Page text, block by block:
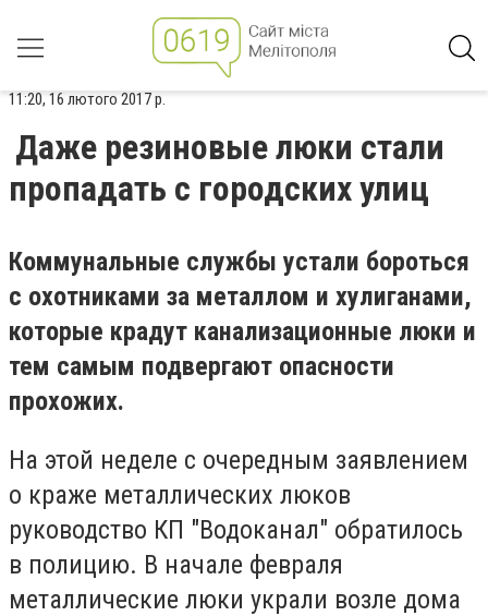
11:20, 16 лютого 2017 р.
Даже резиновые люки стали
пропадать с городских улиц
Коммунальные службы устали бороться
с охотниками за металлом и хулиганами,
которые крадут канализационные люки и
тем самым подвергают опасности
прохожих.
На этой неделе с очередным заявлением
о краже металлических люков
руководство КП "Водоканал" обратилось
в полицию. В начале февраля
металлические люки украли возле дома